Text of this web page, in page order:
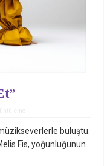
buluştu.
Fis, yoğunluğunun